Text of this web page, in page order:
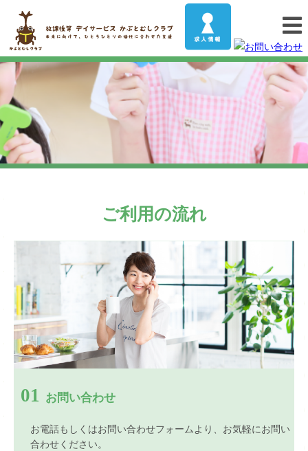
ご利用の流れ
01 お問い合わせ
お電話もしくはお問い合わせフォームより、お気軽にお問い
合わせください。